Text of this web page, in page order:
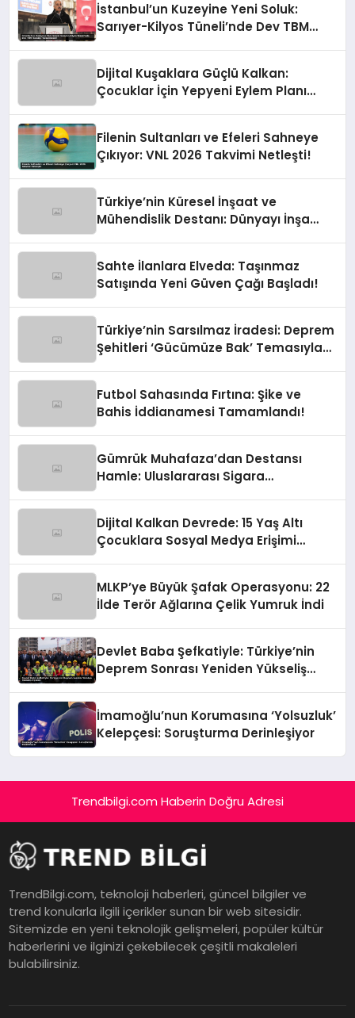
İstanbul’un Kuzeyine Yeni Soluk:
Sarıyer-Kilyos Tüneli’nde Dev TBM
Dijital Kuşaklara Güçlü Kalkan:
Çocuklar İçin Yepyeni Eylem Planı
Filenin Sultanları ve Efeleri Sahneye
Çıkıyor: VNL 2026 Takvimi Netleşti!
Türkiye’nin Küresel İnşaat ve
Mühendislik Destanı: Dünyayı İnşa
Sahte İlanlara Elveda: Taşınmaz
Satışında Yeni Güven Çağı Başladı!
Türkiye’nin Sarsılmaz İradesi: Deprem
Şehitleri ‘Gücümüze Bak’ Temasıyla
Futbol Sahasında Fırtına: Şike ve
Bahis İddianamesi Tamamlandı!
Gümrük Muhafaza’dan Destansı
Hamle: Uluslararası Sigara
Dijital Kalkan Devrede: 15 Yaş Altı
Çocuklara Sosyal Medya Erişimi
MLKP’ye Büyük Şafak Operasyonu: 22
İlde Terör Ağlarına Çelik Yumruk İndi
Devlet Baba Şefkatiyle: Türkiye’nin
Deprem Sonrası Yeniden Yükseliş
İmamoğlu’nun Korumasına ‘Yolsuzluk’
Kelepçesi: Soruşturma Derinleşiyor
Trendbilgi.com Haberin Doğru Adresi
TrendBilgi.com, teknoloji haberleri, güncel bilgiler ve
trend konularla ilgili içerikler sunan bir web sitesidir.
Sitemizde en yeni teknolojik gelişmeleri, popüler kültür
haberlerini ve ilginizi çekebilecek çeşitli makaleleri
bulabilirsiniz.